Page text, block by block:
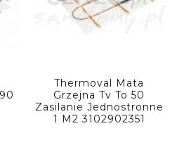
Thermoval Mata
Grzejna Tv To 50
Zasilanie Jednostronne
1 M2 3102902351